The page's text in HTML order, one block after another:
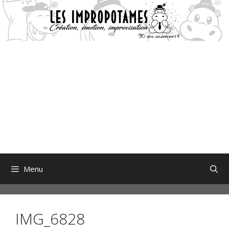
Aller
au
contenu
Menu
IMG_6828